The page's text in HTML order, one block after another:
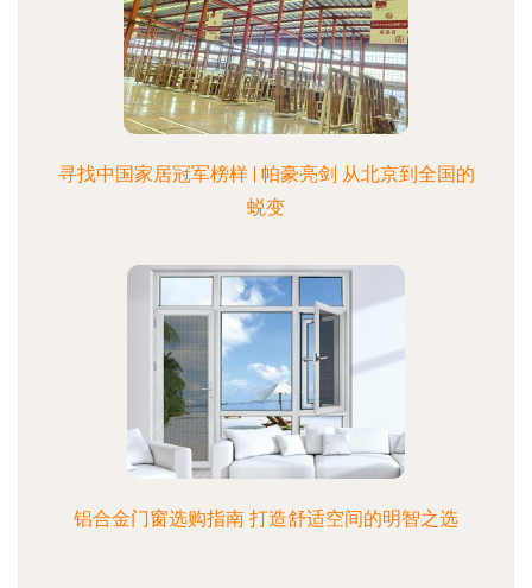
寻找中国家居冠军榜样 | 帕豪亮剑 从北京到全国的
蜕变
铝合金门窗选购指南 打造舒适空间的明智之选